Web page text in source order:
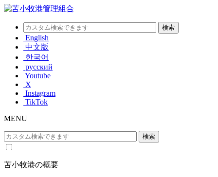
English
中文版
한국어
русский
Youtube
X
Instagram
TikTok
MENU
苫小牧港の概要